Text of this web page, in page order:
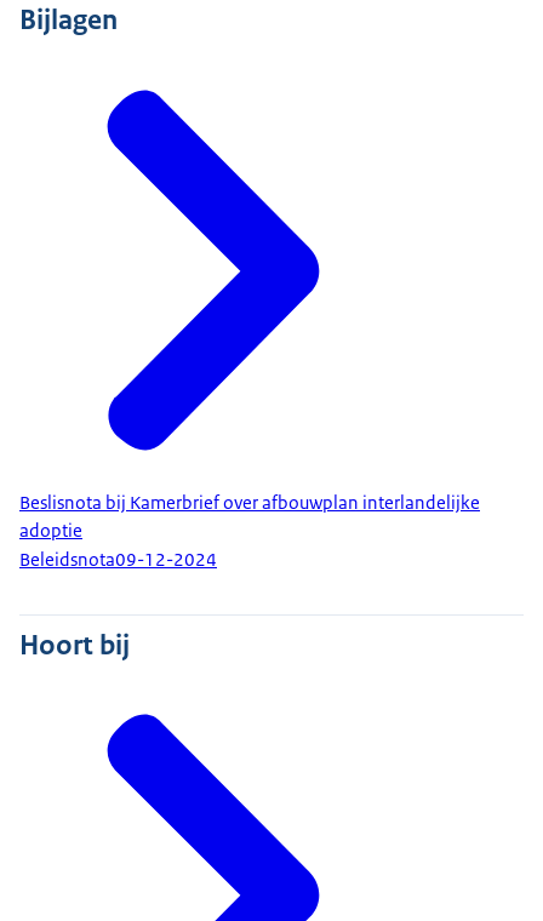
Bijlagen
Beslisnota bij Kamerbrief over afbouwplan interlandelijke
adoptie
Beleidsnota09-12-2024
Hoort bij